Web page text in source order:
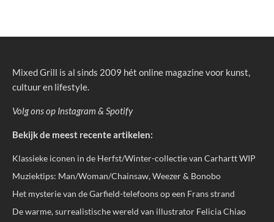
Mixed Grill is al sinds 2009 hét online magazine voor kunst,
cultuur en lifestyle.
Volg ons op Instagram & Spotify
Bekijk de meest recente artikelen:
Klassieke iconen in de Herfst/Winter-collectie van Carhartt WIP
Muziektips: Man/Woman/Chainsaw, Weezer & Bonobo
Het mysterie van de Garfield-telefoons op een Frans strand
De warme, surrealistische wereld van illustrator Felicia Chiao